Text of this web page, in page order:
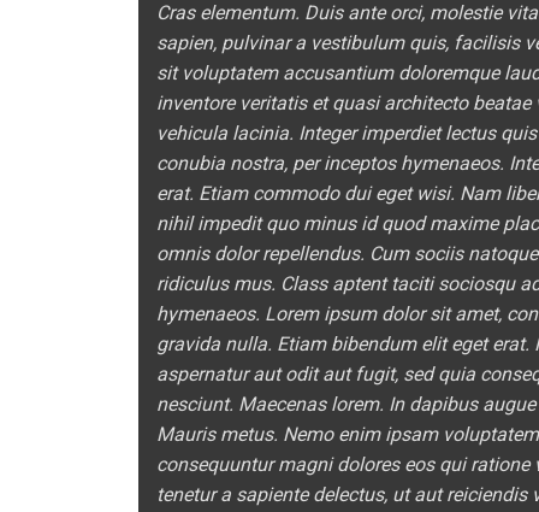
Cras elementum. Duis ante orci, molestie
sapien, pulvinar a vestibulum quis, facilisis
sit voluptatem accusantium doloremque
inventore veritatis et quasi architecto
vehicula lacinia. Integer imperdiet lectus
conubia nostra, per inceptos hymenaeos.
erat. Etiam commodo dui eget wisi. Nam
nihil impedit quo minus id quod maxime
omnis dolor repellendus. Cum sociis
ridiculus mus. Class aptent taciti sociosqu
hymenaeos. Lorem ipsum dolor sit amet,
gravida nulla. Etiam bibendum elit eget
aspernatur aut odit aut fugit, sed quia
nesciunt. Maecenas lorem. In dapibus
Mauris metus. Nemo enim ipsam
consequuntur magni dolores eos qui
tenetur a sapiente delectus, ut aut